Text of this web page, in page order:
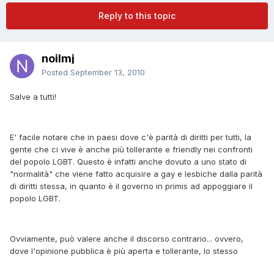
Reply to this topic
noilmj
Posted September 13, 2010
Salve a tutti!
E' facile notare che in paesi dove c'è parità di diritti per tutti, la
gente che ci vive è anche più tollerante e friendly nei confronti
del popolo LGBT. Questo è infatti anche dovuto a uno stato di
"normalità" che viene fatto acquisire a gay e lesbiche dalla parità
di diritti stessa, in quanto è il governo in primis ad appoggiare il
popolo LGBT.
Ovviamente, può valere anche il discorso contrario... ovvero,
dove l'opinione pubblica è più aperta e tollerante, lo stesso